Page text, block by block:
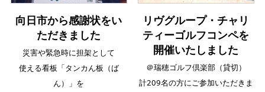
向日市から感謝状をい
ただきました
災害や緊急時に担架として
使える看板「タンカん板（ば
ん）」を
リヴグループ・チャリ
ティーゴルフコンペを
開催いたしました
＠瑞穂ゴルフ倶楽部（貸切）
計209名の方にご参加いただきま